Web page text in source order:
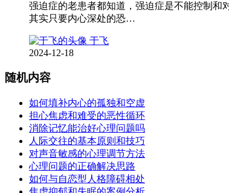
强迫症的老患者都知道，强迫症是不能控制和
其实只要内心深处的恐…
于飞
2024-12-18
随机内容
如何填补内心的孤独和空虚
担心焦虑和难受的恶性循环
消除记忆能治好心理问题吗
人际交往的基本原则和技巧
对声音敏感的心理调节方法
心理问题的正确解决思路
如何与自恋型人格障碍相处